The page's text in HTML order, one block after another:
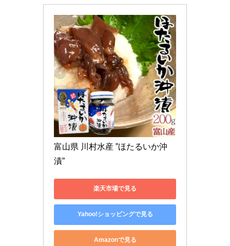
富山県 川村水産 ”ほたるいか沖
漬”
楽天市場で見る
Yahoo!ショッピングで見る
Amazonで見る